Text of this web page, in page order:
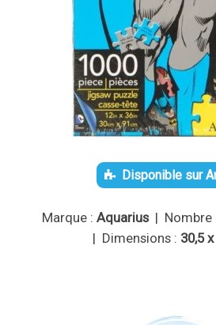
Disponible sur
Marque : Aquarius| Nombre
| Dimensions : 30,5